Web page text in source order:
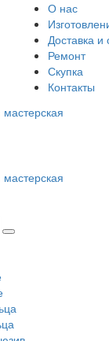
О нас
Доставка и
Ремонт
Скупка
Контакты